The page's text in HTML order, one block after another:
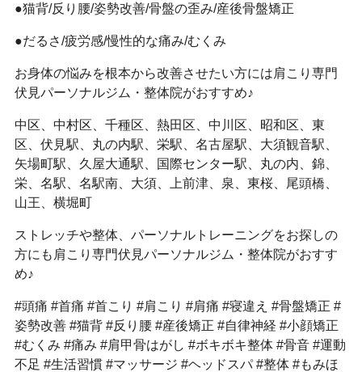
●猫背/反り腰/姿勢改善/骨盤の歪み/産後骨盤矯正
●だるさ/疲労感/慢性的な痛み/むくみ
お身体の悩みを根本から改善させたい方には肩こり専門
伏見パーソナルジム・整体院がおすすめ♪
中区、中村区、千種区、熱田区、中川区、昭和区、東
区、伏見駅、丸の内駅、栄駅、名古屋駅、大須観音駅、
矢場町駅、久屋大通駅、国際センター駅、丸の内、錦、
栄、名駅、名駅南、大須、上前津、泉、東桜、尾頭橋、
山王、横堀町
ストレッチや整体、パーソナルトレーニングをお探しの
方にも肩こり専門伏見パーソナルジム・整体院がおすす
め♪
#頭痛 #首痛 #首こり #肩こり #肩痛 #寝違え #骨盤矯正 #
姿勢改善 #猫背 #反り腰 #産後矯正 #自律神経 #小顔矯正
#むくみ #痛み #肩甲骨はがし #ボキボキ整体 #骨音 #運動
不足 #生活習慣 #マッサージ #ヘッドスパ #整体 #もみほ